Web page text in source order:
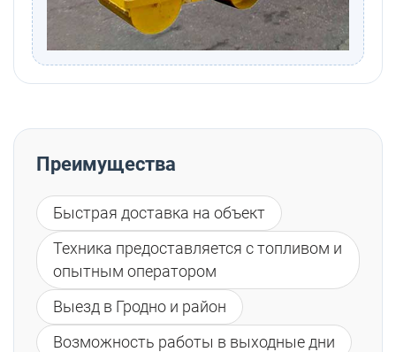
Преимущества
Быстрая доставка на объект
Техника предоставляется с топливом и
опытным оператором
Выезд в Гродно и район
Возможность работы в выходные дни